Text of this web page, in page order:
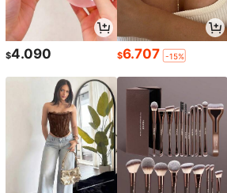
$4.090 $6.707 -15%